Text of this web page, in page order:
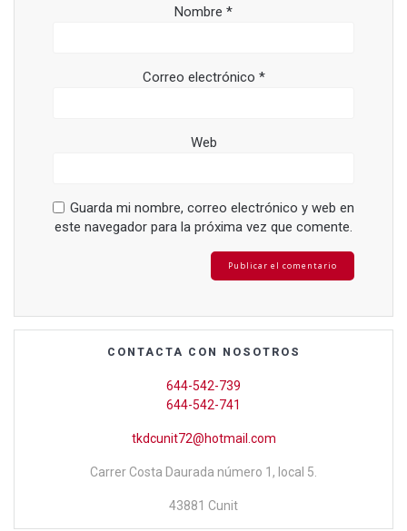
Nombre *
Correo electrónico *
Web
Guarda mi nombre, correo electrónico y web en
este navegador para la próxima vez que comente.
CONTACTA CON NOSOTROS
644-542-739
644-542-741
tkdcunit72@hotmail.com
Carrer Costa Daurada número 1, local 5.
43881 Cunit